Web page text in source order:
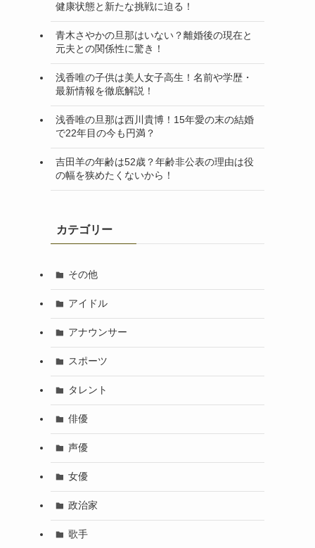
健康状態と新たな挑戦に迫る！
青木さやかの旦那はいない？離婚後の現在と
元夫との関係性に驚き！
浅香唯の子供は美人女子高生！名前や学歴・
最新情報を徹底解説！
浅香唯の旦那は西川貴博！15年愛の末の結婚
で22年目の今も円満？
吉田羊の年齢は52歳？年齢非公表の理由は役
の幅を狭めたくないから！
カテゴリー
その他
アイドル
アナウンサー
スポーツ
タレント
俳優
声優
女優
政治家
歌手